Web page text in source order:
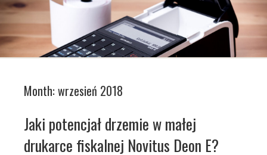
Month:wrzesień 2018
Jaki potencjał drzemie w małej
drukarce fiskalnej Novitus Deon E?